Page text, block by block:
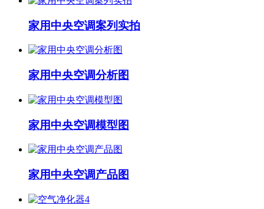
家用中央空调案列实拍
家用中央空调分析图
家用中央空调模型图
家用中央空调产品图